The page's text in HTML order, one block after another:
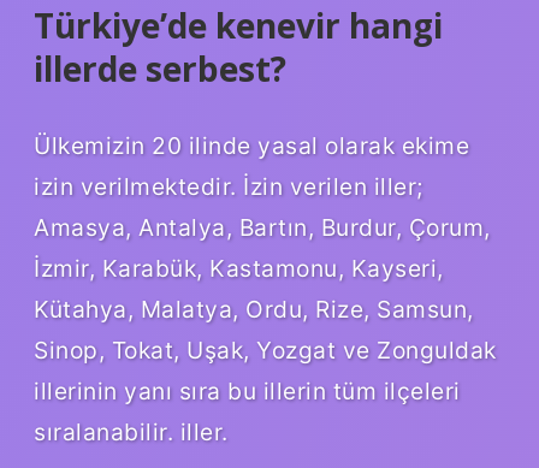
Türkiye’de kenevir hangi
illerde serbest?
Ülkemizin 20 ilinde yasal olarak ekime
izin verilmektedir. İzin verilen iller;
Amasya, Antalya, Bartın, Burdur, Çorum,
İzmir, Karabük, Kastamonu, Kayseri,
Kütahya, Malatya, Ordu, Rize, Samsun,
Sinop, Tokat, Uşak, Yozgat ve Zonguldak
illerinin yanı sıra bu illerin tüm ilçeleri
sıralanabilir. iller.